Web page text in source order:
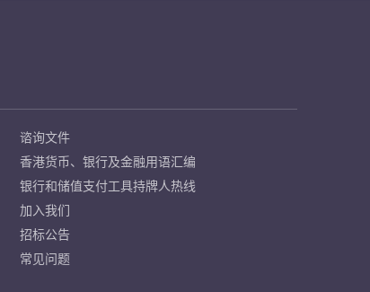
谘询文件
香港货币、银行及金融用语汇编
银行和储值支付工具持牌人热线
加入我们
招标公告
常见问题